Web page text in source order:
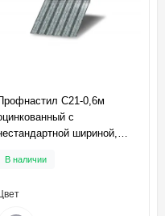
C21-0,6м
с
шириной,
В наличии